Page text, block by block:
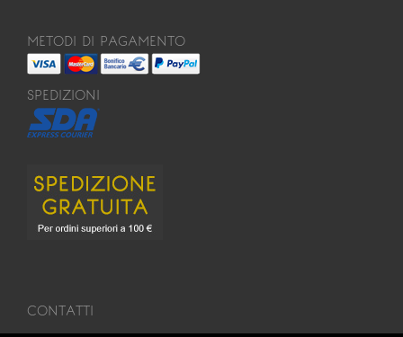
METODI DI PAGAMENTO
SPEDIZIONI
CONTATTI